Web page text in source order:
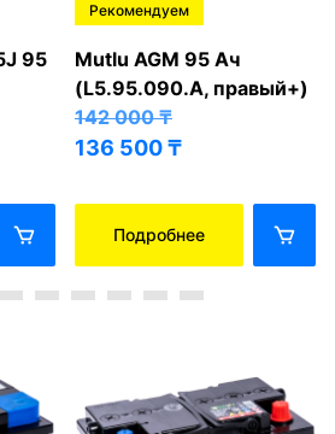
95
Рекомендуем
Mutlu AGM 95 Ач
(L5.95.090.A, правый+)
142 000₸
136 500₸
Подробнее